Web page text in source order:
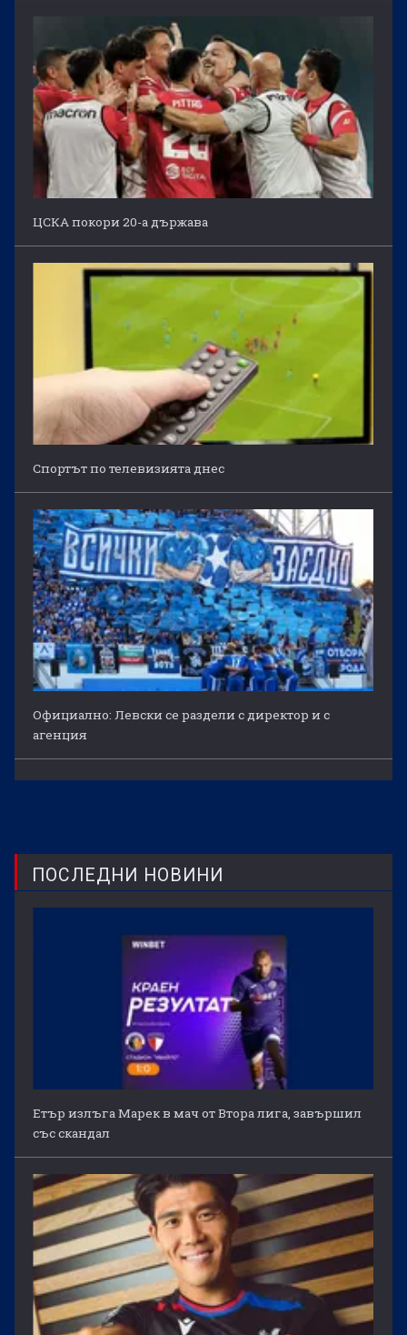
ЦСКА покори 20-а държава
Спортът по телевизията днес
Официално: Левски се раздели с директор и с
агенция
ПОСЛЕДНИ НОВИНИ
Етър излъга Марек в мач от Втора лига, завършил
със скандал